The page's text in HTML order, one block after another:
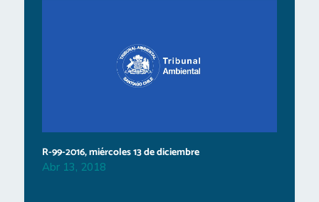
R-99-2016, miércoles 13 de diciembre
Abr 13, 2018